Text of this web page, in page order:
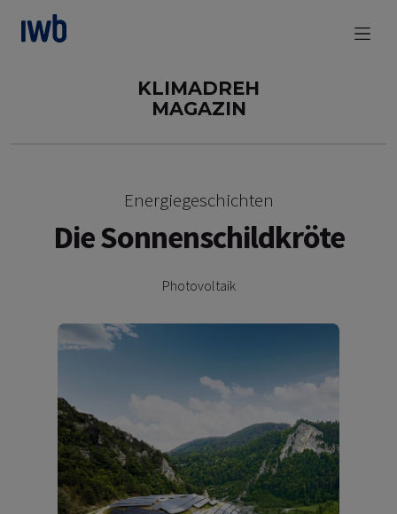
zum Main Content
KLIMADREH
MAGAZIN
Energiegeschichten
Die Sonnenschildkröte
Photovoltaik